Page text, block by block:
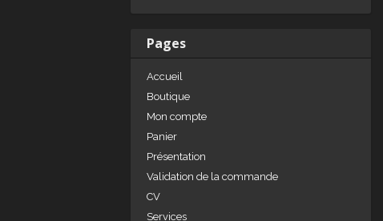
n
o
Pages
Accueil
Boutique
Mon compte
Panier
Présentation
Validation de la commande
CV
Services